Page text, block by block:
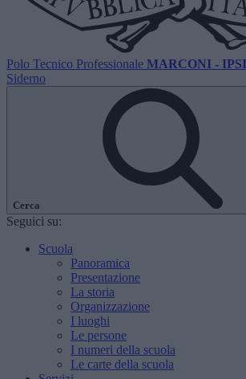
Polo Tecnico Professionale MARCONI -
Siderno
Cerca
Seguici su:
Scuola
Panoramica
Presentazione
La storia
Organizzazione
I luoghi
Le persone
I numeri della scuola
Le carte della scuola